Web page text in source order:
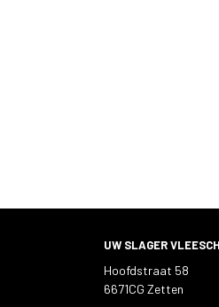
UW SLAGER
Hoofdstraat 58
6671CG Zetten